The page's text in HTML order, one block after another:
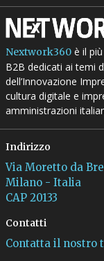
Nextwork360è il più
B2B dedicati ai temi
dell’Innovazione
cultura digitale e
amministrazioni
Indirizzo
Via Moretto da
Milano - Italia
CAP 20133
Contatti
Contatta il nostro